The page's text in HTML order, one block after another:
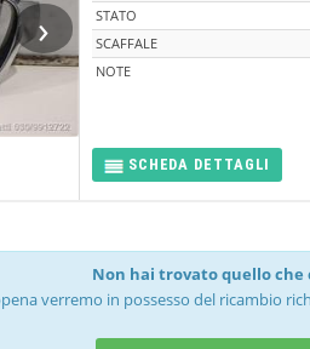
›
STATO
SCAFFALE
NOTE
SCHEDA DETTAGLI
Non hai trovato quello che
verremo in possesso del ricambio